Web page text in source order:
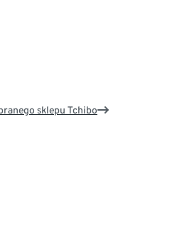
sklepu Tchibo